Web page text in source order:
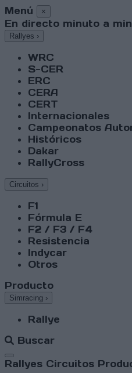
Menú ×
En directo minuto a
Rallyes ›
WRC
S-CER
ERC
CERA
CERT
Internacionales
Campeonatos
Históricos
Dakar
RallyCross
Circuitos ›
F1
Fórmula E
F2 / F3 / F4
Resistencia
Indycar
Otros
Producto
Simracing ›
Rallye
Buscar
Abrir menú
Rallyes Circuitos